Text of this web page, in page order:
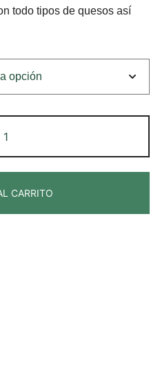
todo tipos de quesos así
CARRITO